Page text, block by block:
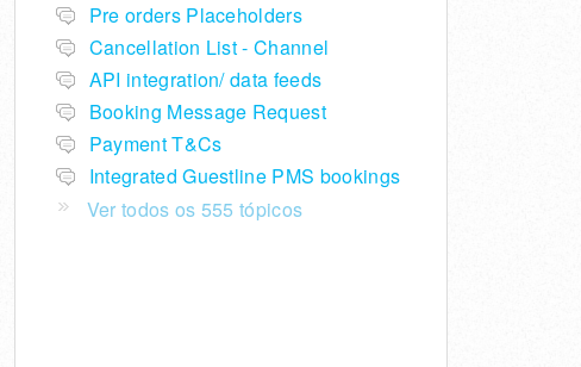
Pre orders Placeholders
Cancellation List - Channel
API integration/ data feeds
Booking Message Request
Payment T&Cs
Integrated Guestline PMS bookings
Ver todos os 555 tópicos